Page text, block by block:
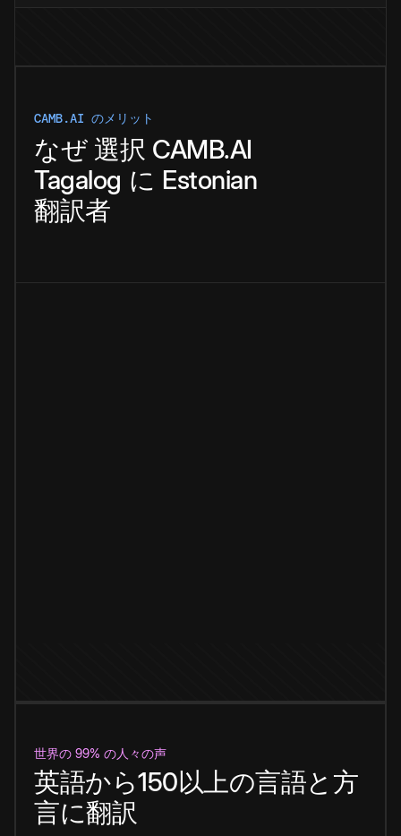
CAMB.AI のメリット
なぜ 選択 CAMB.AI
Tagalog に Estonian
翻訳者
世界の 99% の人々の声
英語から150以上の言語と方
言に翻訳